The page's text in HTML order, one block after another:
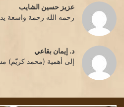
عزيز حسين الشايب
رحمه الله رحمة واسعة
د. إيمان بقاعي
إلى أهمية (محمد كريّم)